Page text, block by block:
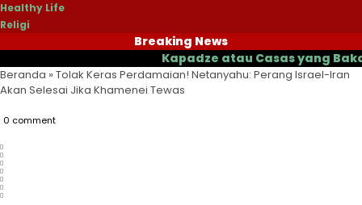
Healthy Life
Religi
Breaking News
Kapadze atau Casas yang Bakal
Beranda »Tolak Keras Perdamaian! Netanyahu: Perang Israel-Iran
Akan Selesai Jika Khamenei Tewas
0 comment